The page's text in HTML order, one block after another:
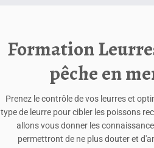
Formation
pêche en
Prenez le contrôle de vos leurres et
type de leurre pour cibler les poissons
allons vous donner les
permettront de ne plus douter et